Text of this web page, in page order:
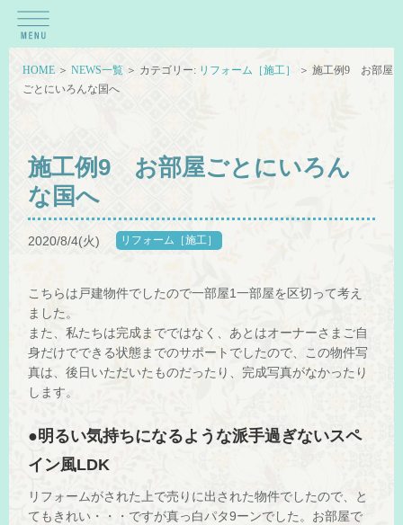
HOME ＞ NEWS一覧 ＞ カテゴリー: リフォーム［施工］
＞ 施工例9 お部屋
ごとにいろんな国へ
施工例9 お部屋ごとにいろん
な国へ
2020/8/4(火) リフォーム［施工］
こちらは戸建物件でしたので一部屋1一部屋を区切って考え
ました。
また、私たちは完成までではなく、あとはオーナーさまご自
身だけでできる状態までのサポートでしたので、この物件写
真は、後日いただいたものだったり、完成写真がなかったり
します。
●明るい気持ちになるような派手過ぎないスペ
イン風LDK
リフォームがされた上で売りに出された物件でしたので、と
てもきれい・・・ですが真っ白パタ9ーンでした。お部屋で